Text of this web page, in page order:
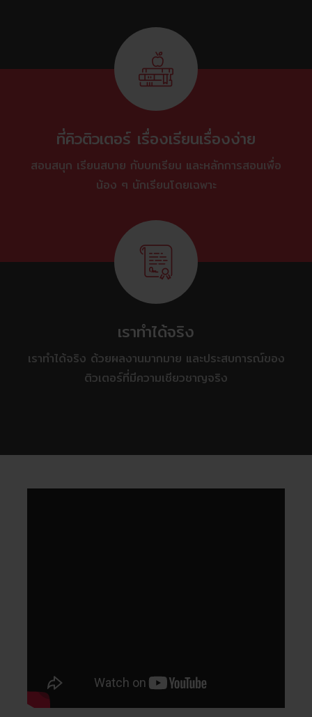
ที่คิวติวเตอร์ เรื่องเรียนเรื่องง่าย
สอนสนุก เรียนสบาย กับบทเรียน และหลักการสอนเพื่อ
น้อง ๆ นักเรียนโดยเฉพาะ
เราทำได้จริง
เราทำได้จริง ด้วยผลงานมากมาย และประสบการณ์ของ
ติวเตอร์ที่มีความเชียวชาญจริง